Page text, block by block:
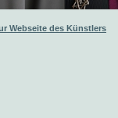
Webseite des Künstlers